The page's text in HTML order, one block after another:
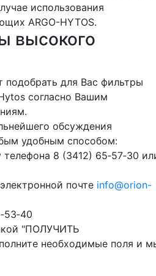
использования
ARGO-HYTOS.
высокого
для Вас фильтры
согласно Вашим
обсуждения
удобным способом:
8 (3412) 65‑57‑30
почте info@orion-
"ПОЛУЧИТЬ
необходимые поля и